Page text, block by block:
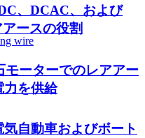
、DCAC、および
ースの役割
ーターでのレアアー
力を供給
自動車およびボート